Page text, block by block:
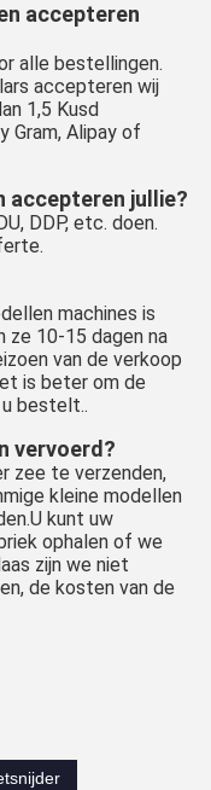
accepteren
alle bestellingen.
accepteren wij
1,5 Kusd
Gram, Alipay of
accepteren jullie?
DDP, etc. doen.
machines is
ze 10-15 dagen na
van de verkoop
is beter om de
bestelt..
vervoerd?
zee te verzenden,
kleine modellen
kunt uw
ophalen of we
zijn we niet
de kosten van de